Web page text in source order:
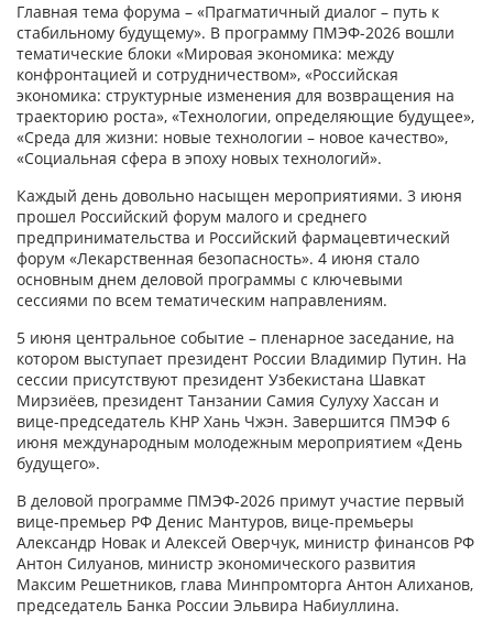
Главная тема форума – «Прагматичный диалог – путь к
стабильному будущему». В программу ПМЭФ-2026 вошли
тематические блоки «Мировая экономика: между
конфронтацией и сотрудничеством», «Российская
экономика: структурные изменения для возвращения на
траекторию роста», «Технологии, определяющие будущее»,
«Среда для жизни: новые технологии – новое качество»,
«Социальная сфера в эпоху новых технологий».
Каждый день довольно насыщен мероприятиями. 3 июня
прошел Российский форум малого и среднего
предпринимательства и Российский фармацевтический
форум «Лекарственная безопасность». 4 июня стало
основным днем деловой программы с ключевыми
сессиями по всем тематическим направлениям.
5 июня центральное событие – пленарное заседание, на
котором выступает президент России Владимир Путин. На
сессии присутствуют президент Узбекистана Шавкат
Мирзиёев, президент Танзании Самия Сулуху Хассан и
вице-председатель КНР Хань Чжэн. Завершится ПМЭФ 6
июня международным молодежным мероприятием «День
будущего».
В деловой программе ПМЭФ-2026 примут участие первый
вице-премьер РФ Денис Мантуров, вице-премьеры
Александр Новак и Алексей Оверчук, министр финансов РФ
Антон Силуанов, министр экономического развития
Максим Решетников, глава Минпромторга Антон Алиханов,
председатель Банка России Эльвира Набиуллина.